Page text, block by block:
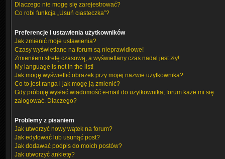
Dlaczego nie mogę się zarejestrować?
Co robi funkcja „Usuń ciasteczka”?
Preferencje i ustawienia użytkowników
Jak zmienić moje ustawienia?
Czasy wyświetlane na forum są nieprawidłowe!
Zmieniłem strefę czasową, a wyświetlany czas nadal jest zły!
My language is not in the list!
Jak mogę wyświetlić obrazek przy mojej nazwie użytkownika?
Co to jest ranga i jak mogę ją zmienić?
Gdy próbuję wysłać wiadomość e-mail do użytkownika, forum każe mi się
zalogować. Dlaczego?
Problemy z pisaniem
Jak utworzyć nowy wątek na forum?
Jak edytować lub usunąć post?
Jak dodawać podpis do moich postów?
Jak utworzyć ankietę?